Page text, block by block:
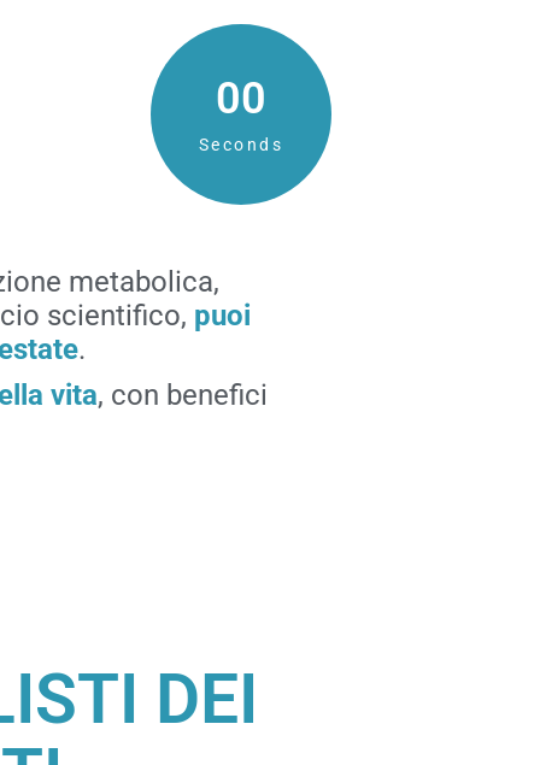
59
Seconds
metabolica,
scientifico, puoi
.
vita, con benefici
DEI